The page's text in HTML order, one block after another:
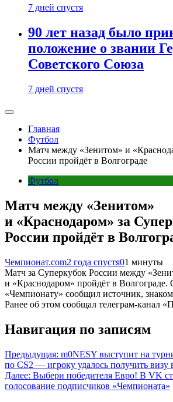
7 дней спустя
90 лет назад было
положение о звании
Советского Союза
7 дней спустя
Главная
Футбол
Матч между «Зенитом» и
России пройдёт в Волгограде
Футбол
Матч между «Зенитом»
и «Краснодаром» за
России пройдёт в
Чемпионат.com2 года спустя01 минуты
Матч за Суперкубок России между
и «Краснодаром» пройдёт в Волгограде.
«Чемпионату» сообщил источник,
Ранее об этом сообщал телеграм-канал
Навигация по записям
Предыдущая: m0NESY выступит на
по CS2 — игроку удалось получить
Далее: Выбери победителя Евро! В VK
голосование подписчиков «Чемпионата»